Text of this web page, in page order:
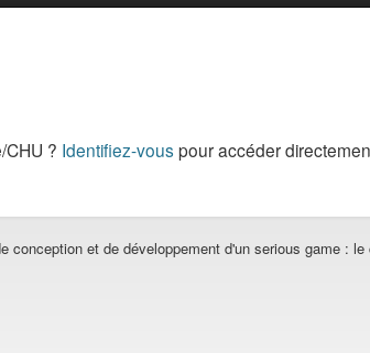
? Identifiez-vous pour accéder
conception et de développement d'un serious game :